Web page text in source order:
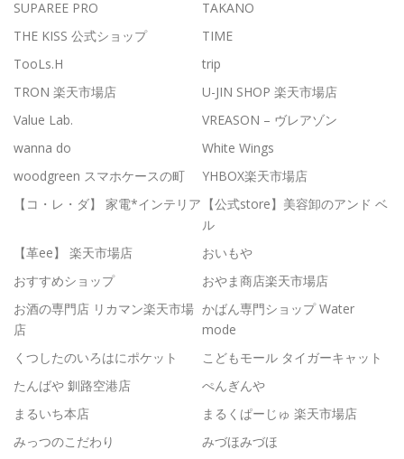
SUPAREE PRO
TAKANO
THE KISS 公式ショップ
TIME
TooLs.H
trip
TRON 楽天市場店
U-JIN SHOP 楽天市場店
Value Lab.
VREASON – ヴレアゾン
wanna do
White Wings
woodgreen スマホケースの町
YHBOX楽天市場店
【コ・レ・ダ】 家電*インテリア 【公式store】美容卸のアンド ベ
ル
【革ee】 楽天市場店
おいもや
おすすめショップ
おやま商店楽天市場店
お酒の専門店 リカマン楽天市場
店
かばん専門ショップ Water
mode
くつしたのいろはにポケット
こどもモール タイガーキャット
たんばや 釧路空港店
ぺんぎんや
まるいち本店
まるくぱーじゅ 楽天市場店
みっつのこだわり
みづほみづほ